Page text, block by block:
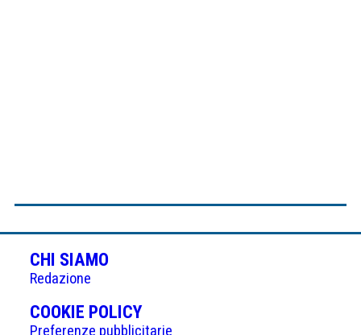
CHI SIAMO
Redazione
COOKIE POLICY(APRE
Preferenze pubblicitarie